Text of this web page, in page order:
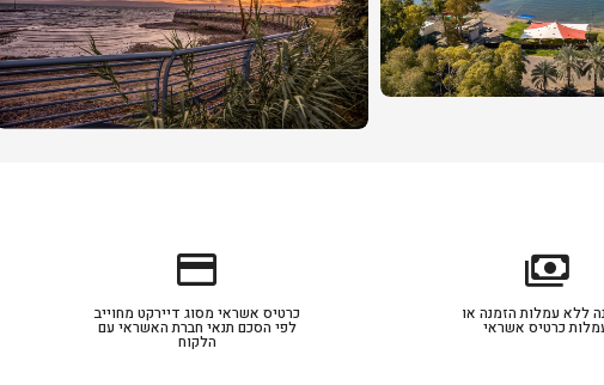
payments
ללא עמלות הזמנה או
כרטיס אשראי
credit_card
כרטיס אשראי מסוג דיירקט מחוייב
לפי הסכם תנאי חברת האשראי עם
הלקוח